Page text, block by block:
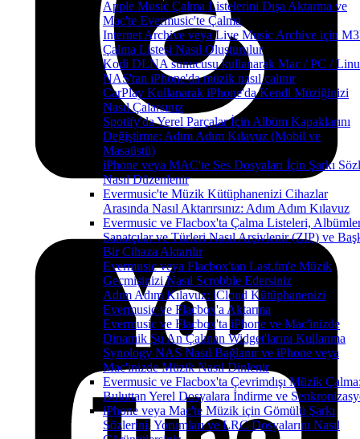
Apple Music Çalma Listelerini Dışa Aktarma ve
Mac'te Evermusic'te Çalma
Internet Archive veya Live Music Archive için
Çalma Listesi Nasıl Oluşturulur
Kodi DLNA sunucusu kullanarak Mac / PC /
NAS'tan iPhone'da müzik nasıl çalınır
CarPlay Kullanarak iPhone'da Kendi Müziğinizi
Nasıl Çalarsınız
Spotify'da Yerel Parçalar İçin Albüm Kapaklarını
Değiştirme: Adım Adım Kılavuz (Mobil ve
Masaüstü)
iPhone veya MAC'te Ses Dosyaları İçin Şarkı
Nasıl Düzenlenir
Evermusic'te Müzik Kütüphanenizi Cihazlar
Arasında Nasıl Aktarırsınız: Adım Adım Kılavuz
Evermusic ve Flacbox'ta Çalma Listeleri,
Sanatçılar ve Türleri Nasıl Arşivlenir (ZIP) ve
Bir Cihaza Aktarılır
Evermusic veya Flacbox'tan Last.fm'e Müzik
Geçmişinizi Nasıl Scrobble Edersiniz
Adım Adım Kılavuz: iCloud Kütüphanenizi
Evermusic ve Flacbox'a Aktarma
Evermusic ve Flacbox'ta iPhone ve Mac'inizde
Dinamik Şu An Çalınan Widget'larını Kullanma
Synology NAS Nasıl Bağlanır ve iPhone veya
Mac'inizde Müzik Nasıl Dinlenir
Evermusic ve Flacbox'ta Çevrimdışı Müzik
Buluttan Yerel Dosyalara İndirme ve
iPhone veya Mac'te Müzik için Gömülü Şarkı
Sözlerini, Yorumları ve LRC Dosyalarını Nasıl